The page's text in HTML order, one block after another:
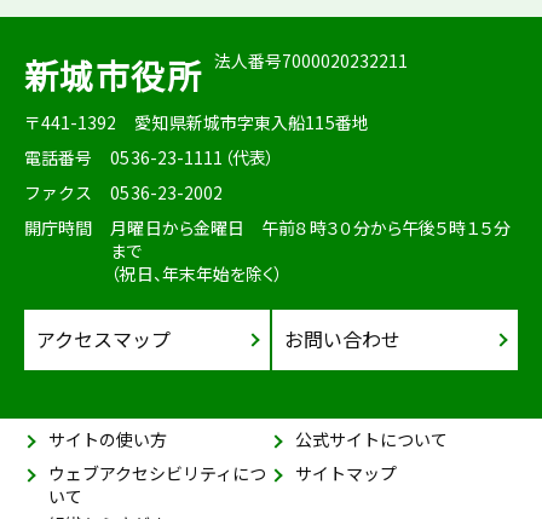
新城市役所 法人番号7000020232211
〒441-1392
愛知県新城市字東入船115番地
電話番号
0536-23-1111（代表）
ファクス
0536-23-2002
開庁時間
月曜日から金曜日 午前８時３０分から午後５時１５分
まで
（祝日、年末年始を除く）
アクセスマップ お問い合わせ
サイトの使い方
公式サイトについて
ウェブアクセシビリティにつ
いて
サイトマップ